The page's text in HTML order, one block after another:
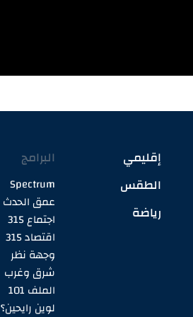
إقليمي
الطقس
رياضة
البرامج
Spectrum
عمق الحدث
اجتماع 315
اقتصاد 315
وجهة نظر
شرق وغرب
الملف 101
لوين رايحين؟